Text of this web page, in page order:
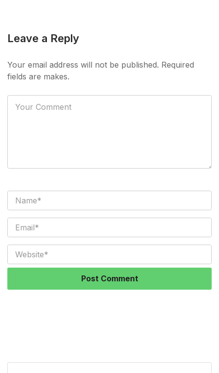
Leave a Reply
Your email address will not be published. Required
fields are makes.